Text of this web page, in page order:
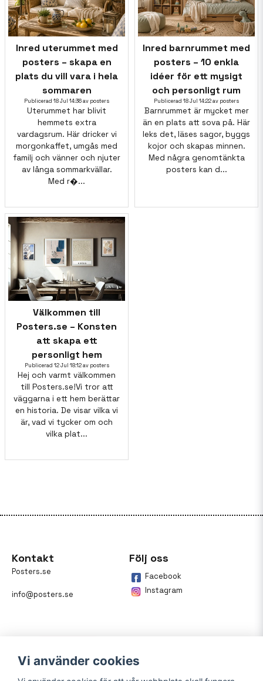
Inred uterummet med
posters – skapa en
plats du vill vara i hela
sommaren
Publicerad 18 Jul 14:36 av posters
Uterummet har blivit
hemmets extra
vardagsrum. Här dricker vi
morgonkaffet, umgås med
familj och vänner och njuter
av långa sommarkvällar.
Med r�...
Inred barnrummet med
posters – 10 enkla
idéer för ett mysigt
och personligt rum
Publicerad 18 Jul 14:22 av posters
Barnrummet är mycket mer
än en plats att sova på. Här
leks det, läses sagor, byggs
kojor och skapas minnen.
Med några genomtänkta
posters kan d...
Välkommen till
Posters.se – Konsten
att skapa ett
personligt hem
Publicerad 12 Jul 18:12 av posters
Hej och varmt välkommen
till Posters.se!Vi tror att
väggarna i ett hem berättar
en historia. De visar vilka vi
är, vad vi tycker om och
vilka plat...
Kontakt
Posters.se
info@posters.se
Följ oss
Facebook
Instagram
Vi använder cookies